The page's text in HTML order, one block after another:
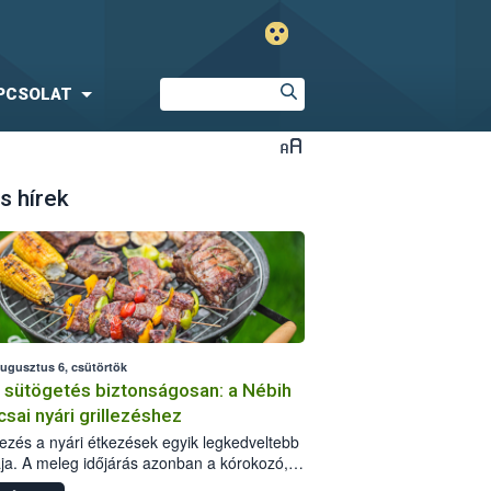
hírek
6, csütörtök
sütögetés biztonságosan: a Nébih
nyári grillezéshez
a nyári étkezések egyik legkedveltebb
A meleg időjárás azonban a kórokozó,
okozó baktériumok gyorsabb